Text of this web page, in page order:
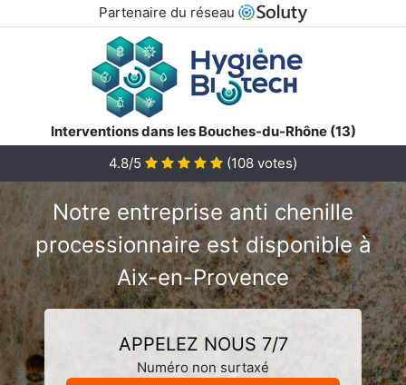
Partenaire du réseau
Interventions dans les Bouches-du-Rhône (13)
4.8/5
(108 votes)
Notre entreprise anti chenille
processionnaire est disponible à
Aix-en-Provence
APPELEZ NOUS 7/7
Numéro non surtaxé